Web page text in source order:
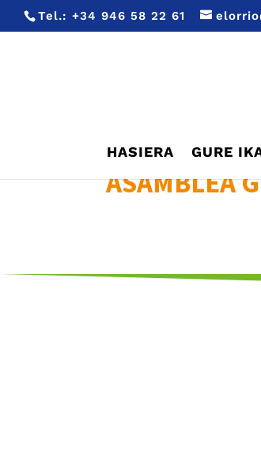
Tel.: +34 946 58 22 61
HASIERA GURE
ASAMBLEA